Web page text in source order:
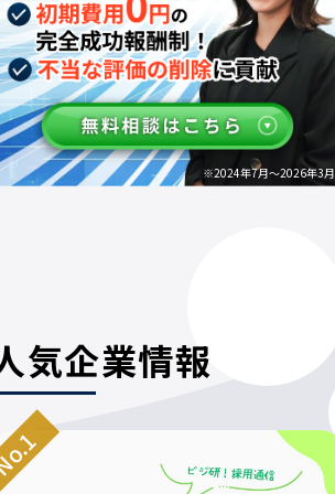
※2024年7月～2026年3月
気企業情報